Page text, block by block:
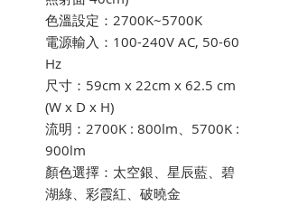
色溫設定‎：2700K~5700K‎
電源輸入‎：100-240V AC, 50-60
Hz‎
尺寸‎‎：59cm x 22cm x 62.5 cm
(W x D x H)‎
流明：2700K : 800lm、5700K :
900lm‎
顏色選擇：太空銀、星辰藍、碧
湖綠、彩霞紅、破曉金